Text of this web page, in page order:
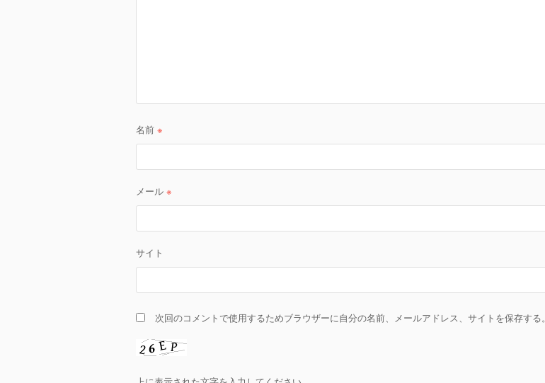
名前 ※
メール ※
サイト
次回のコメントで使用するためブラウザーに自分の名前、メールアドレス、サイトを保存する。